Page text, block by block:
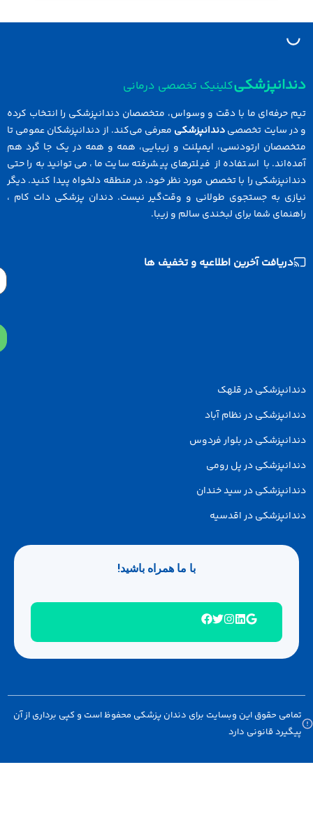
کلینیک تخصصی درمانی
حرفه‌ای ما با دقت و وسواس، متخصصان دندانپزشکی را انتخاب کرده
سایت تخصصیدندانپزشکیمعرفی می‌کند. از دندانپزشکان عمومی تا
ارتودنسی، ایمپلنت و زیبایی، همه و همه در یک جا گرد هم
با استفاده از فیلترهای پیشرفته سایت ما، می‌توانید به راحتی
را با تخصص مورد نظر خود، در منطقه دلخواه پیدا کنید. دیگر
به جستجوی طولانی و وقت‌گیر نیست. دندان پزشکی دات کام ،
شما برای لبخندی سالم و زیبا.
دریافت آخرین اطلاعیه و تخفیف ها
در قلهک
در نظام آباد
در بلوار فردوس
در پل رومی
در سید خندان
در اقدسیه
با ما همراه باشید!
حقوق این وبسایت برای دندان پزشکی محفوظ است و کپی برداری از آن
قانونی دارد